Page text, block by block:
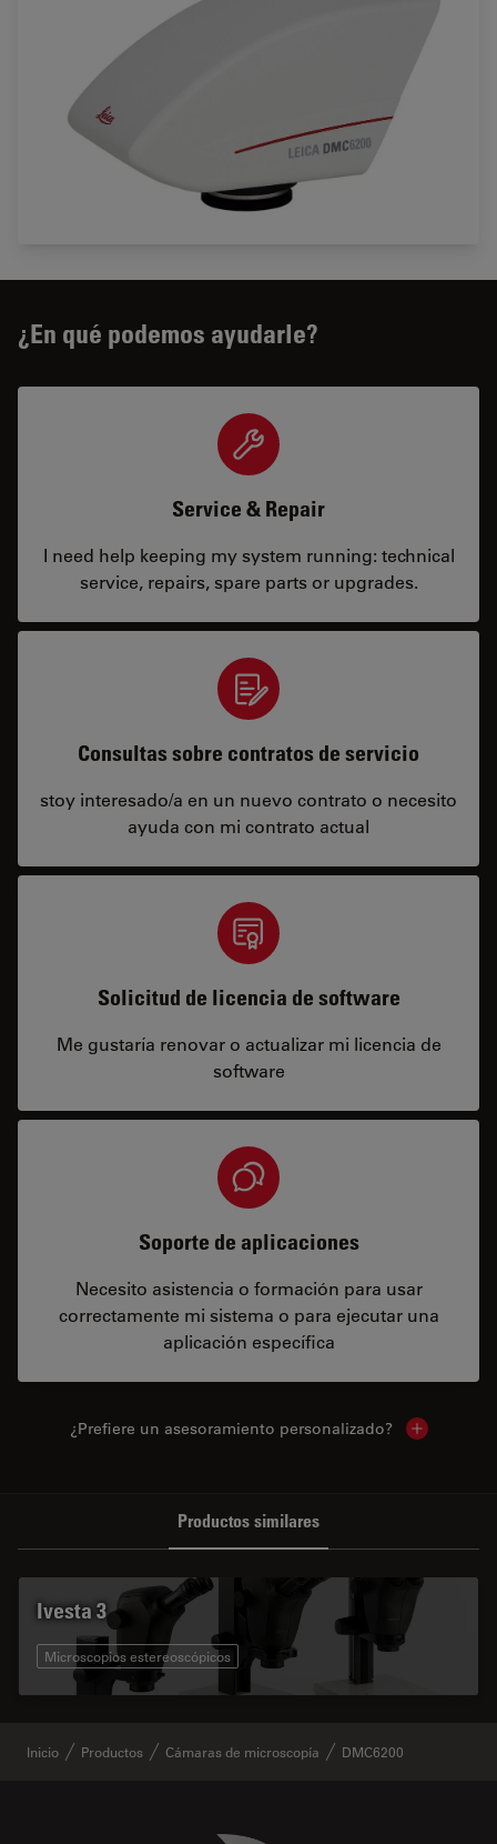
¿En qué podemos ayudarle?
Service & Repair
I need help keeping my system running: technical
service, repairs, spare parts or upgrades.
Consultas sobre contratos de servicio
stoy interesado/a en un nuevo contrato o necesito
ayuda con mi contrato actual
Solicitud de licencia de software
Me gustaría renovar o actualizar mi licencia de
software
Soporte de aplicaciones
Necesito asistencia o formación para usar
correctamente mi sistema o para ejecutar una
aplicación específica
¿Prefiere un asesoramiento personalizado? Show local
Productos similares
Ivesta 3
Microscopios estereoscópicos
Inicio Productos Cámaras de microscopía DMC6200